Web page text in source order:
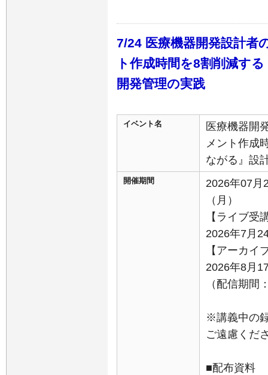
7/24 医療機器開発設計者
ト作成時間を8割削減す
開発管理の実践
イベント名
医療機器開
メント作成
ながる』設
開催期間
2026年07月
（月）
【ライブ受
2026年7月
【アーカイ
2026年8月
（配信期間
※講義中の
ご遠慮くだ
■配布資料